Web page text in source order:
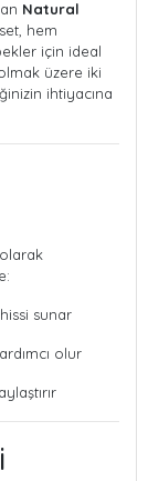
Natural
hem
için ideal
üzere iki
ihtiyacına
sunar
olur